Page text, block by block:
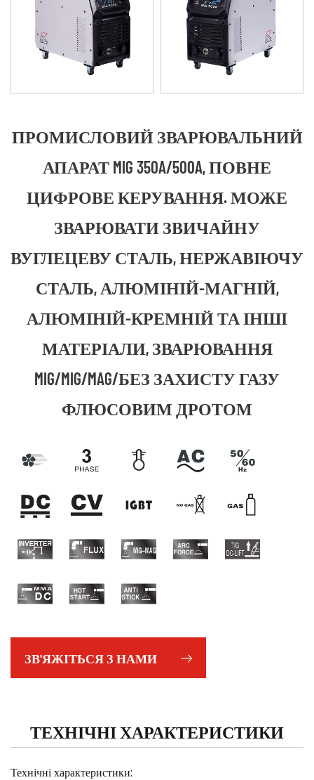
ПРОМИСЛОВИЙ ЗВАРЮВАЛЬНИЙ
АПАРАТ MIG 350A/500A, ПОВНЕ
ЦИФРОВЕ КЕРУВАННЯ. МОЖЕ
ЗВАРЮВАТИ ЗВИЧАЙНУ
ВУГЛЕЦЕВУ СТАЛЬ, НЕРЖАВІЮЧУ
СТАЛЬ, АЛЮМІНІЙ-МАГНІЙ,
АЛЮМІНІЙ-КРЕМНІЙ ТА ІНШІ
МАТЕРІАЛИ, ЗВАРЮВАННЯ
MIG/MIG/MAG/БЕЗ ЗАХИСТУ ГАЗУ
ФЛЮСОВИМ ДРОТОМ
ЗВ'ЯЖІТЬСЯ З НАМИ
ТЕХНІЧНІ ХАРАКТЕРИСТИКИ
Технічні характеристики: